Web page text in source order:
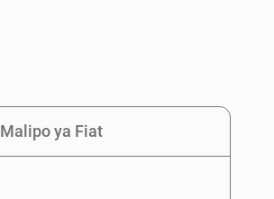
Malipo ya Fiat